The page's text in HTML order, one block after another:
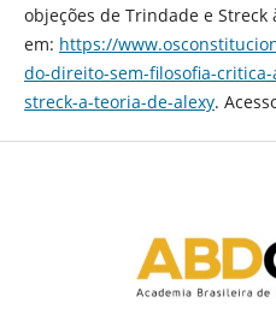
objeções de Trindade e
em: https://
do-direito-sem-filosofia-
streck-a-teoria-de-alexy.